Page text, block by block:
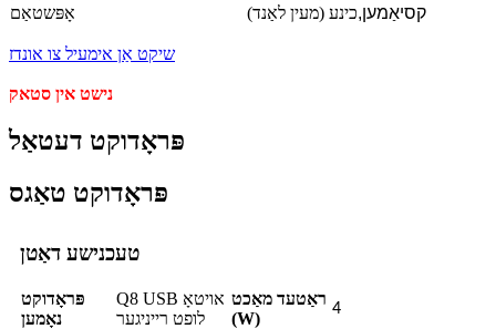
אָפּשטאַם
קסיאַמען,כינע (מעין לאַנד)
שיקט אַן אימעיל צו אונדז
נישט אין סטאק
פּראָדוקט דעטאַל
פּראָדוקט טאַגס
טעכנישע דאַטן
פּראָדוקט
נאָמען
Q8 USB אויטאָ
לופט רייניגער
ראַטעד מאַכט
(W)
4